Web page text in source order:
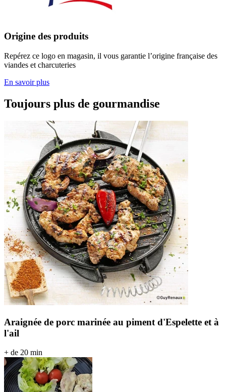
Origine des produits
Repérez ce logo en magasin, il vous garantie l’origine française des
viandes et charcuteries
En savoir plus
Toujours plus de gourmandise
Araignée de porc marinée au piment d'Espelette et à
l'ail
+ de 20 min